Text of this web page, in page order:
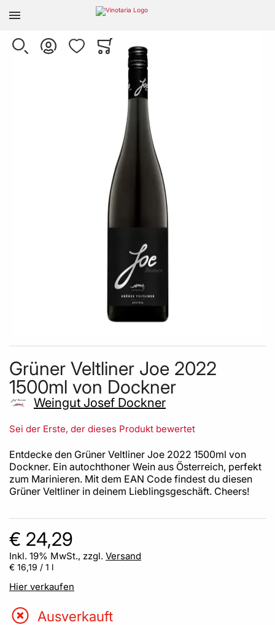
SUCHE KONTO WUNSCHLISTEWARENKORB
Minicart
Skip to the beginning of the images gallery
Grüner Veltliner Joe 2022
1500ml von Dockner
Weingut Josef Dockner
Sei der Erste, der dieses Produkt bewertet
Entdecke den Grüner Veltliner Joe 2022 1500ml von
Dockner. Ein autochthoner Wein aus Österreich, perfekt
zum Marinieren. Mit dem EAN Code findest du diesen
Grüner Veltliner in deinem Lieblingsgeschäft. Cheers!
€ 24,29
Inkl. 19% MwSt., zzgl. Versand
€ 16,19 / 1 l
Hier verkaufen
Ausverkauft